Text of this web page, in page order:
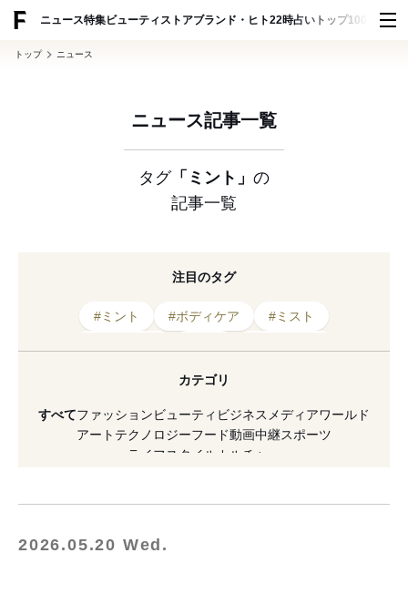
ニュース特集ビューティ ストアブランド・ヒト22時占い トップ100 スナッ
トップ ニュース
ニュース記事一覧
タグ「ミント」 の
記事一覧
注目のタグ
#ミント #ボディケア
#ミスト
#猛暑
#天然由来成分
#保湿
#フレグランス
カテゴリ
すべてファッションビューティ ビジネス メディアワールド
アート テクノロジーフード動画中継スポーツ
ライフスタイル
カルチャー
2026.05.20 Wed.